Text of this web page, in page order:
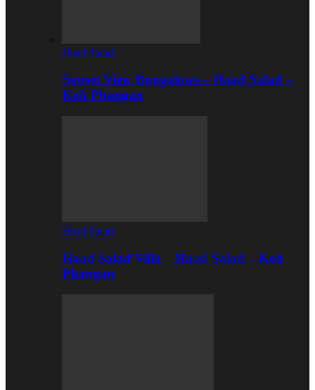
Haad Salad
Sunset View Bungalows – Haad Salad –
Koh Phangan
Haad Salad
Haad Salad Villa – Haad Salad – Koh
Phangan